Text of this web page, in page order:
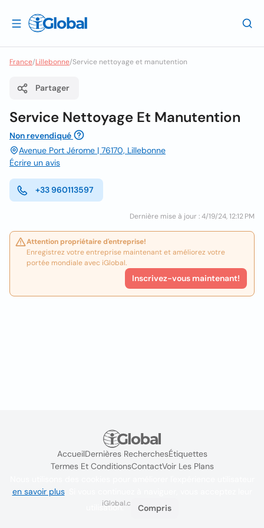
France/Lillebonne/Service nettoyage et manutention
Partager
Service Nettoyage Et Manutention
Non revendiqué
Avenue Port Jérome | 76170, Lillebonne
Écrire un avis
+33 960113597
Dernière mise à jour : 4/19/24, 12:12 PM
Attention propriétaire d'entreprise!
Enregistrez votre entreprise maintenant et améliorez votre
portée mondiale avec iGlobal.
Inscrivez-vous maintenant!
AccueilDernières RecherchesÉtiquettes
Termes Et ConditionsContactVoir Les Plans
iGlobal.co @ 2024
en savoir plus. Si vous continuez à naviguer, vous acceptez leur
utilisation.
Compris